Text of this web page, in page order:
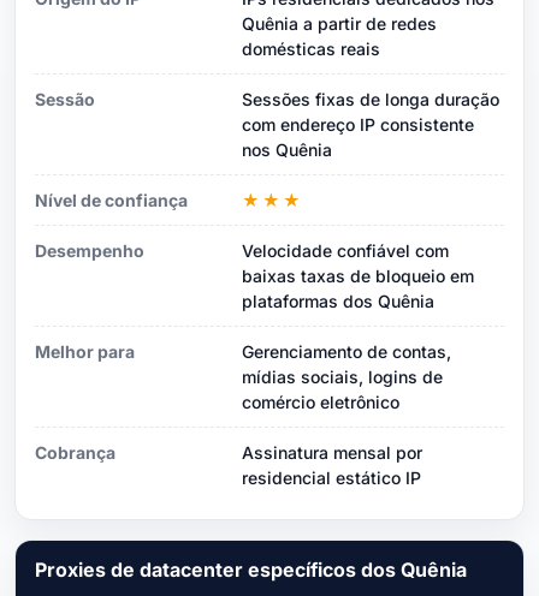
Quênia a partir de redes
domésticas reais
Sessão
Sessões fixas de longa duração
com endereço IP consistente
nos Quênia
Nível de confiança ★★★
Desempenho
Velocidade confiável com
baixas taxas de bloqueio em
plataformas dos Quênia
Melhor para
Gerenciamento de contas,
mídias sociais, logins de
comércio eletrônico
Cobrança
Assinatura mensal por
residencial estático IP
Proxies de datacenter específicos dos Quênia